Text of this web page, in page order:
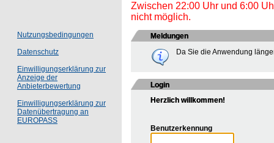
Nutzungsbedingungen
Datenschutz
Einwilligungserklärung zur
Anzeige der
Anbieterbewertung
Einwilligungserklärung zur
Datenübertragung an
EUROPASS
Zwischen 22:00 Uhr und 6:00
nicht möglich.
Meldungen
Da Sie die Anwendung
Login
Herzlich willkommen!
Benutzerkennung